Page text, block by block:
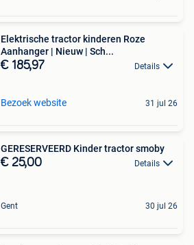
Elektrische tractor kinderen Roze
Aanhanger | Nieuw | Sch...
€ 185,97 Details
Bezoek website 31 jul 26
GERESERVEERD Kinder tractor smoby
€ 25,00 Details
Gent 30 jul 26